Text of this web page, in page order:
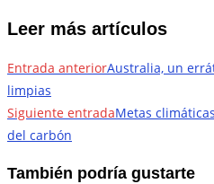
Leer más artículos
Entrada anteriorAustralia, un
limpias
Siguiente entradaMetas
del carbón
También podría gustarte